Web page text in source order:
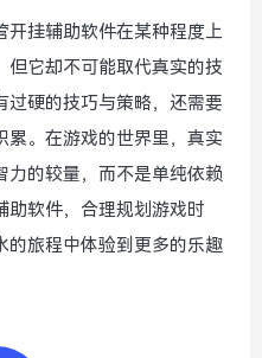
开挂辅助软件在某种程度上
但它却不可能取代真实的技
过硬的技巧与策略，还需要
累。在游戏的世界里，真实
力的较量，而不是单纯依赖
助软件，合理规划游戏时
的旅程中体验到更多的乐趣